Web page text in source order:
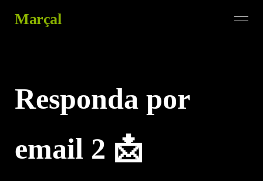
Marçal
Responda por
email 2 📩